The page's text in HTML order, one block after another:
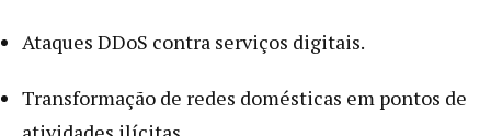
Ataques DDoS contra serviços digitais.
Transformação de redes domésticas em pontos de